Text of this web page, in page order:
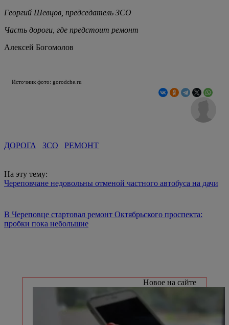
Георгий Шевцов, председатель ЗСО
Часть дороги, где предстоит ремонт
Алексей Богомолов
Источник фото: gorodche.ru
ДОРОГА ЗСО РЕМОНТ
На эту тему:
Череповчане недовольны отменой частного автобуса на дачи
В Череповце стартовал ремонт Октябрьского проспекта:
пробки пока небольшие
Новое на сайте